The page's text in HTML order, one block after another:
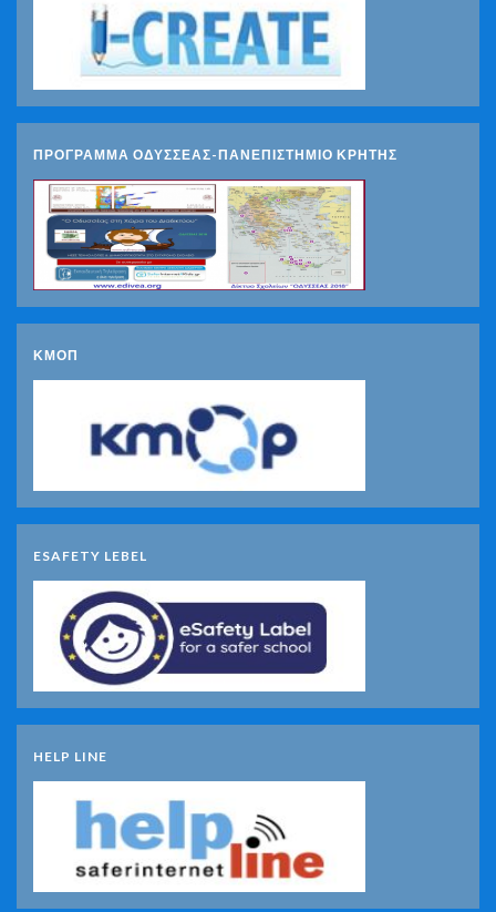
ΠΡΟΓΡΑΜΜΑ ΟΔΥΣΣΕΑΣ-ΠΑΝΕΠΙΣΤΗΜΙΟ ΚΡΗΤΗΣ
ΚΜΟΠ
ESAFETY LEBEL
HELP LINE